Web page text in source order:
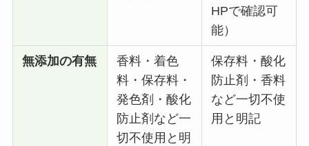
HPで確認可
能）
無添加の有無
香料・着色
料・保存料・
発色剤・酸化
防止剤など一
切不使用と明
保存料・酸化
防止剤・香料
など一切不使
用と明記